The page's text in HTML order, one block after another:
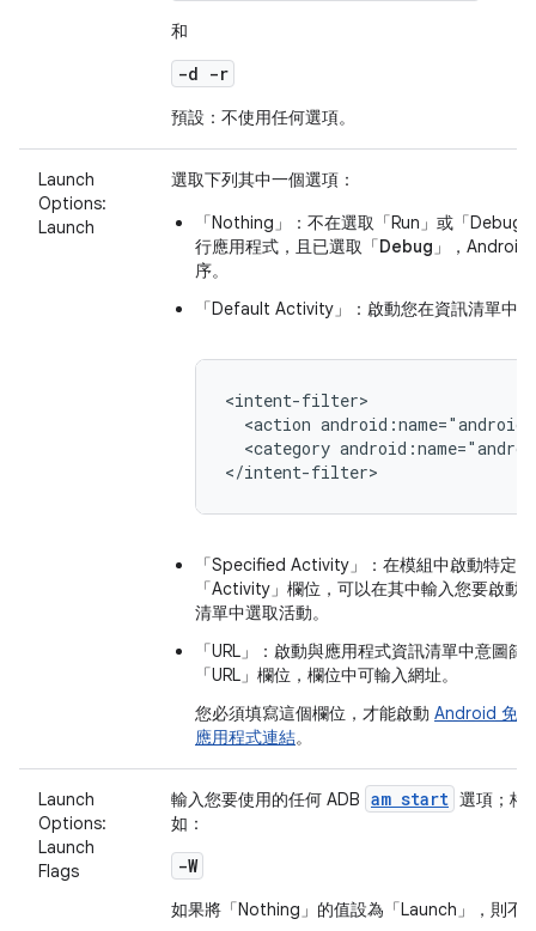
和
-d -r
預設：不使用任何選項。
Launch
Options:
Launch
選取下列其中一個選項：
「Nothing」
：不在選取「Run」 或「Debug
行應用程式，且已選取 「Debug」
，
序。
「Default Activity」
：啟動您在資訊清單中
<action
<category
</intent-filter>
「Specified Activity」
：在模組中啟動特定
「Activity」 欄位，可以在其中輸入您要啟動
清單中選取活動。
「URL」
：啟動與應用程式資訊清單中意圖
「URL」 欄位，欄位中可輸入網址。
您必須填寫這個欄位，才能啟動 Android 免
應用程式連結。
Launch
Options:
Launch
Flags
輸入您要使用的任何 ADB am start 選項；格
如：
-W
如果將「Nothing」 的值設為「Launch」
，則不